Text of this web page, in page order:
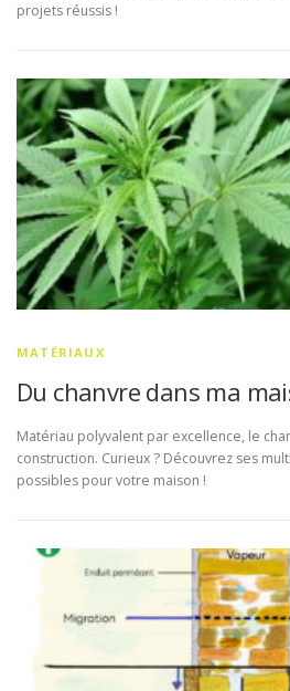
projets réussis !
MATÉRIAUX
Du chanvre dans ma
Matériau polyvalent par excellence, le
construction. Curieux ? Découvrez ses
possibles pour votre maison !